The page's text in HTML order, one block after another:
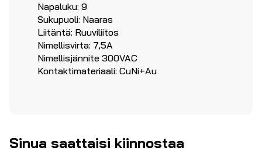
Napaluku: 9
Sukupuoli: Naaras
Liitäntä: Ruuviliitos
Nimellisvirta: 7,5A
Nimellisjännite 300VAC
Kontaktimateriaali: CuNi+Au
Sinua saattaisi kiinnostaa